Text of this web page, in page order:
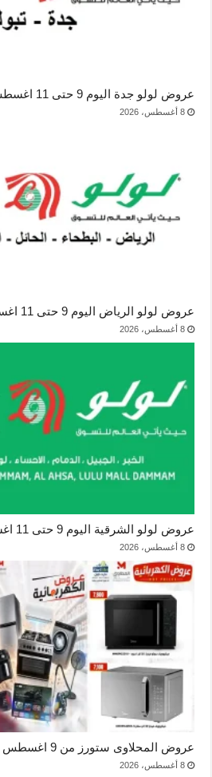
عروض لولو جدة اليوم 9 حتى 11 اغسطس 2026
8 أغسطس، 2026
عروض لولو الرياض اليوم 9 حتى 11 اغسطس 2026
8 أغسطس، 2026
عروض لولو الشرقية اليوم 9 حتى 11 اغسطس 2026
8 أغسطس، 2026
عروض المحلاوى ستورز من 9 اغسطس 2026 على الاجهزة
8 أغسطس، 2026